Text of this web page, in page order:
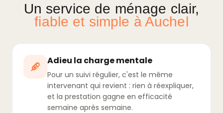
Un service de ménage clair,
fiable et simple à Auchel
Adieu la charge mentale
Pour un suivi régulier, c'est le même
intervenant qui revient : rien à réexpliquer,
et la prestation gagne en efficacité
semaine après semaine.